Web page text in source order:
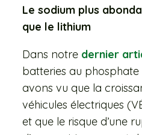
Le sodium plus
que le lithium
Dans notre dernier
batteries au phosphate
avons vu que la
véhicules électriques
et que le risque d’une